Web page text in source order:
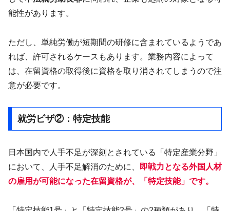
能性があります。
ただし、単純労働が短期間の研修に含まれているようであ
れば、許可されるケースもあります。業務内容によって
は、在留資格の取得後に資格を取り消されてしまうので注
意が必要です。
就労ビザ②：特定技能
日本国内で人手不足が深刻とされている「特定産業分野」
において、人手不足解消のために、
即戦力となる外国人材
の雇用が可能になった在留資格が、
「特定技能」 です。